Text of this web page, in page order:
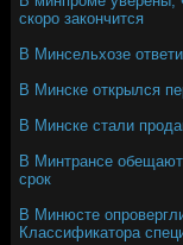
скоро закончится
В Минсельхозе
В Минске открылся
В Минске стали
В Минтрансе
срок
В Минюсте
Классификатора